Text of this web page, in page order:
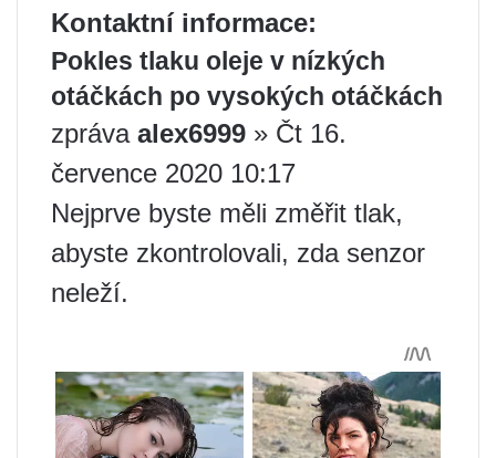
Kontaktní informace:
Pokles tlaku oleje v nízkých
otáčkách po vysokých otáčkách
zpráva alex6999 » Čt 16.
července 2020 10:17
Nejprve byste měli změřit tlak,
abyste zkontrolovali, zda senzor
neleží.